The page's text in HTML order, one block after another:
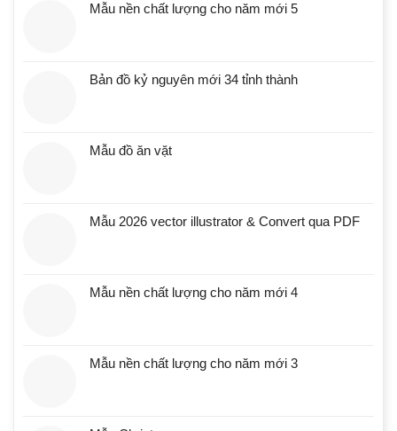
Mẫu nền chất lượng cho năm mới 5
Bản đồ kỷ nguyên mới 34 tỉnh thành
Mẫu đồ ăn vặt
Mẫu 2026 vector illustrator & Convert qua PDF
Mẫu nền chất lượng cho năm mới 4
Mẫu nền chất lượng cho năm mới 3